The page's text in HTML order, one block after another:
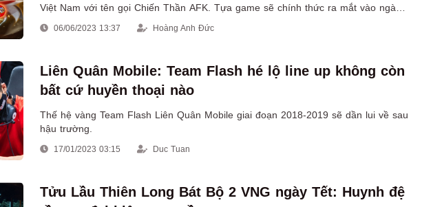
Việt Nam với tên gọi Chiến Thần AFK. Tựa game sẽ chính thức ra mắt vào ngày
20/6/2023 tới đây.
06/06/2023 13:37 Hoàng Anh Đức
Liên Quân Mobile: Team Flash hé lộ line up không còn
bất cứ huyền thoại nào
Thế hệ vàng Team Flash Liên Quân Mobile giai đoạn 2018-2019 sẽ dần lui về sau
hậu trường.
17/01/2023 03:15 Duc Tuan
Tửu Lầu Thiên Long Bát Bộ 2 VNG ngày Tết: Huynh đệ